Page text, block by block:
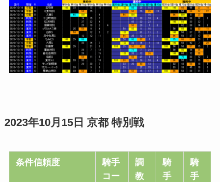
2023年10月15日 京都 特別戦
条件信頼度
騎手
コー
調
教
騎
手
騎
手